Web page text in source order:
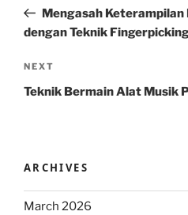
PostMengasah
dengan Teknik
Next
Post
NEXT
Teknik Bermain Alat Musik
ARCHIVES
March 2026